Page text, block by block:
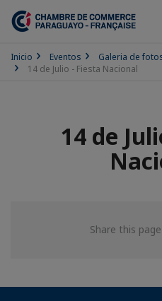
Inicio Eventos Galeria de
14 de Julio - Fiesta Nacional
14 de
Share this page